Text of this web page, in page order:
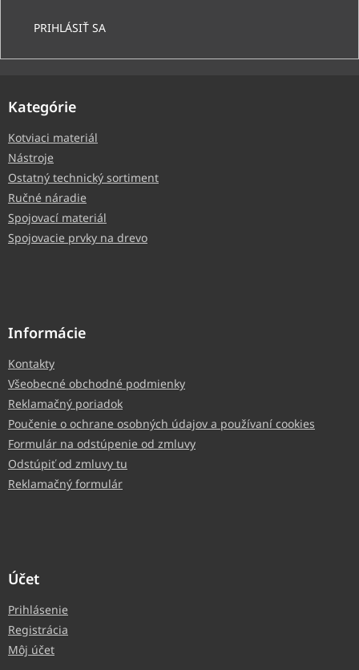
PRIHLÁSIŤ SA
Kategórie
Kotviaci materiál
Nástroje
Ostatný technický sortiment
Ručné náradie
Spojovací materiál
Spojovacie prvky na drevo
Informácie
Kontakty
Všeobecné obchodné podmienky
Reklamačný poriadok
Poučenie o ochrane osobných údajov a používaní cookies
Formulár na odstúpenie od zmluvy
Odstúpiť od zmluvy tu
Reklamačný formulár
Účet
Prihlásenie
Registrácia
Môj účet